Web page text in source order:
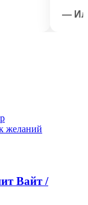
— Илья
желаний
Вайт /